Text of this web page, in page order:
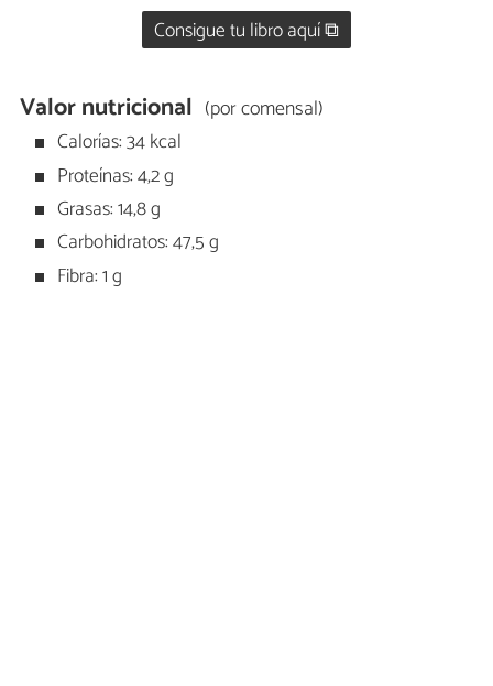
Consigue tu libro aquí ⧉
Valor nutricional (por comensal)
Calorías: 34 kcal
Proteínas: 4,2 g
Grasas: 14,8 g
Carbohidratos: 47,5 g
Fibra: 1 g